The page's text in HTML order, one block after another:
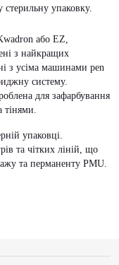
упаковку.
або EZ,
з найкращих
з усіма машинами pen
систему.
для зафарбування
тінями.
упаковці.
та чітких ліній, що
та перманенту PMU.